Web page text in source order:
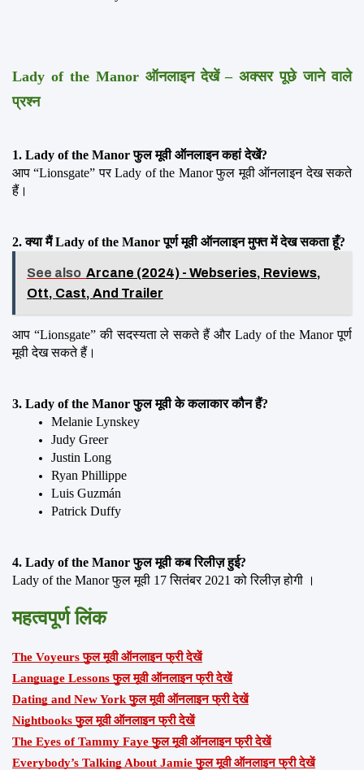
Lady of the Manor ऑनलाइन देखें – अक्सर पूछे जाने वाले
प्रश्न
1. Lady of the Manor फुल मूवी ऑनलाइन कहां देखें?
आप “Lionsgate” पर Lady of the Manor फुल मूवी ऑनलाइन देख सकते
हैं।
2. क्या मैं Lady of the Manor पूर्ण मूवी ऑनलाइन मुफ्त में देख सकता हूँ?
See also Arcane (2024) - Webseries, Reviews,
Ott, Cast, And Trailer
आप “Lionsgate” की सदस्यता ले सकते हैं और Lady of the Manor पूर्ण
मूवी देख सकते हैं।
3. Lady of the Manor फुल मूवी के कलाकार कौन हैं?
Melanie Lynskey
Judy Greer
Justin Long
Ryan Phillippe
Luis Guzmán
Patrick Duffy
4. Lady of the Manor फुल मूवी कब रिलीज़ हुई?
Lady of the Manor फुल मूवी 17 सितंबर 2021 को रिलीज़ होगी ।
महत्वपूर्ण लिंक
The Voyeurs फुल मूवी ऑनलाइन फ्री देखें
Language Lessons फुल मूवी ऑनलाइन फ्री देखें
Dating and New York फुल मूवी ऑनलाइन फ्री देखें
Nightbooks फुल मूवी ऑनलाइन फ्री देखें
The Eyes of Tammy Faye फुल मूवी ऑनलाइन फ्री देखें
Everybody’s Talking About Jamie फुल मूवी ऑनलाइन फ्री देखें